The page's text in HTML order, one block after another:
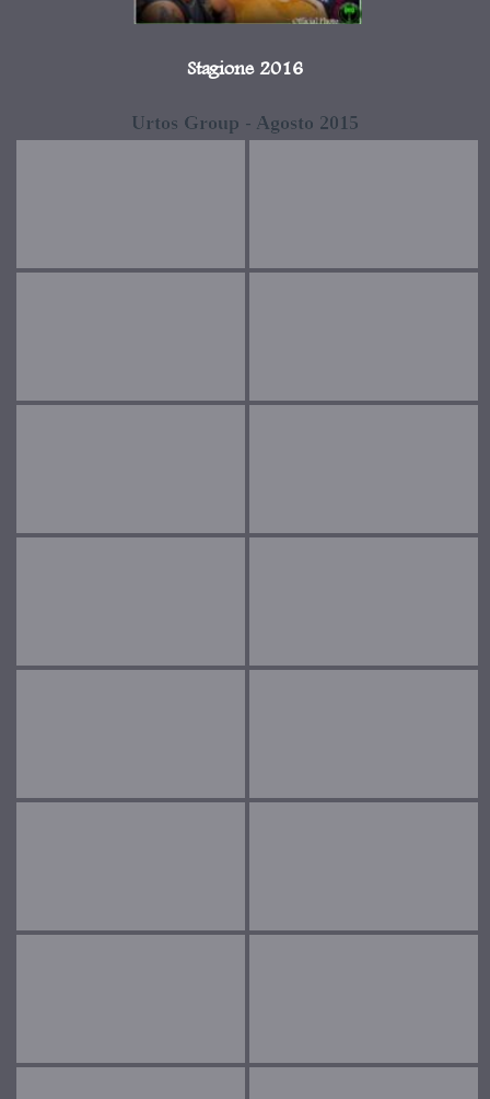
Stagione 2016
Urtos Group - Agosto 2015